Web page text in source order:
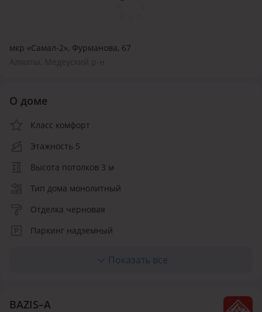
мкр «Самал-2», Фурманова, 67
О доме
Класс комфорт
Этажность 5
Высота потолков 3 м
Тип дома монолитный
Отделка черновая
Паркинг надземный
Показать все
BAZIS–А